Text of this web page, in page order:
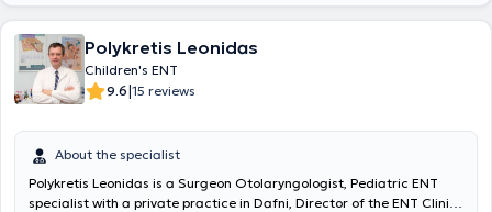
Polykretis Leonidas
Children's ENT
9.6|15 reviews
About the specialist
Polykretis Leonidas is a Surgeon Otolaryngologist, Pediatric ENT
specialist with a private practice in Dafni, Director of the ENT Clinic